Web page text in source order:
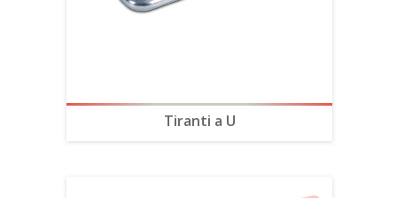
Tiranti a U